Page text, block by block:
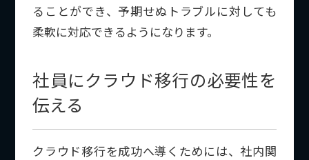
ることができ、予期せぬトラブルに対しても
柔軟に対応できるようになります。
社員にクラウド移行の必要性を
伝える
クラウド移行を成功へ導くためには、社内関